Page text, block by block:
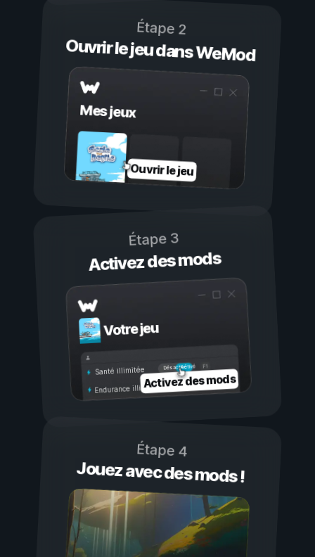
Étape 2
Ouvrir le jeu dans WeMod
Mes jeux
Ouvrir le jeu
Étape 3
Activez des mods
Votre jeu
Activé
Désactivé
Santé illimitée
Endurance illimitéeActivez des mods
Étape 4
Jouez avec des mods !